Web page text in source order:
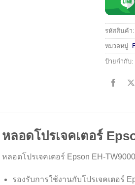
รหัสสินค้า:
หมวดหมู่:
ป้ายกำกับ:
หลอดโปรเจคเตอร์
หลอดโปรเจคเตอร์ Epson EH-TW9000
รองรับการใช้งานกับโปรเจคเตอร์